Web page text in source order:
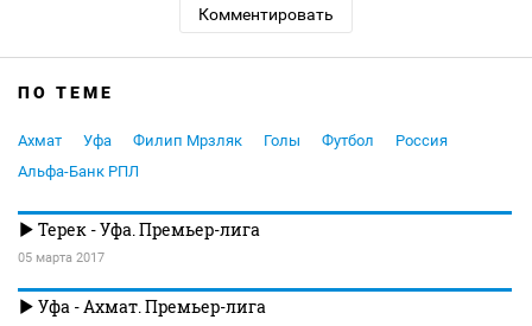
Комментировать
ПО ТЕМЕ
Ахмат Уфа Филип Мрзляк Голы Футбол
Россия
Альфа-Банк РПЛ
Терек - Уфа. Премьер-лига
05 марта 2017
Уфа - Ахмат. Премьер-лига